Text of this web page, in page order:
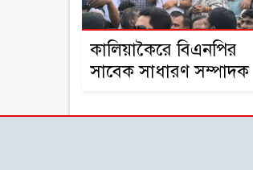
কালিয়াকৈরে বিএনপির
সাবেক সাধারণ সম্পাদক
মুক্তির দাবিতে বিক্ষোভ ও